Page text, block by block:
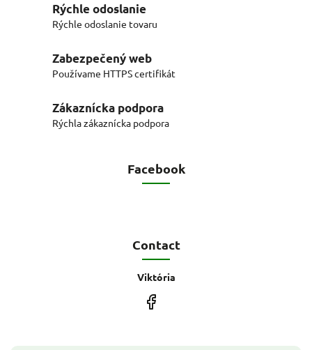
Rýchle odoslanie
Rýchle odoslanie tovaru
Zabezpečený web
Používame HTTPS certifikát
Zákaznícka podpora
Rýchla zákaznícka podpora
Facebook
Contact
Viktória